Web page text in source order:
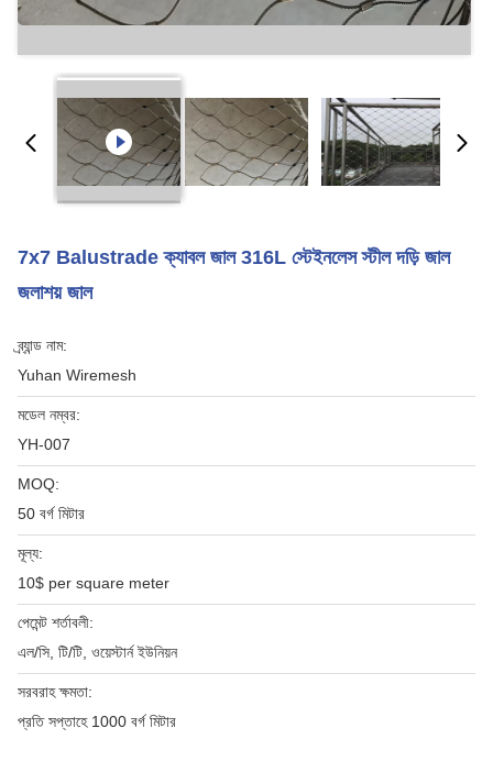
7x7 Balustrade ক্যাবল জাল 316L স্টেইনলেস স্টীল দড়ি জাল
জলাশয় জাল
ব্র্যান্ড নাম:
Yuhan Wiremesh
মডেল নম্বর:
YH-007
MOQ:
50 বর্গ মিটার
মূল্য:
10$ per square meter
পেমেন্ট শর্তাবলী:
এল/সি, টি/টি, ওয়েস্টার্ন ইউনিয়ন
সরবরাহ ক্ষমতা:
প্রতি সপ্তাহে 1000 বর্গ মিটার